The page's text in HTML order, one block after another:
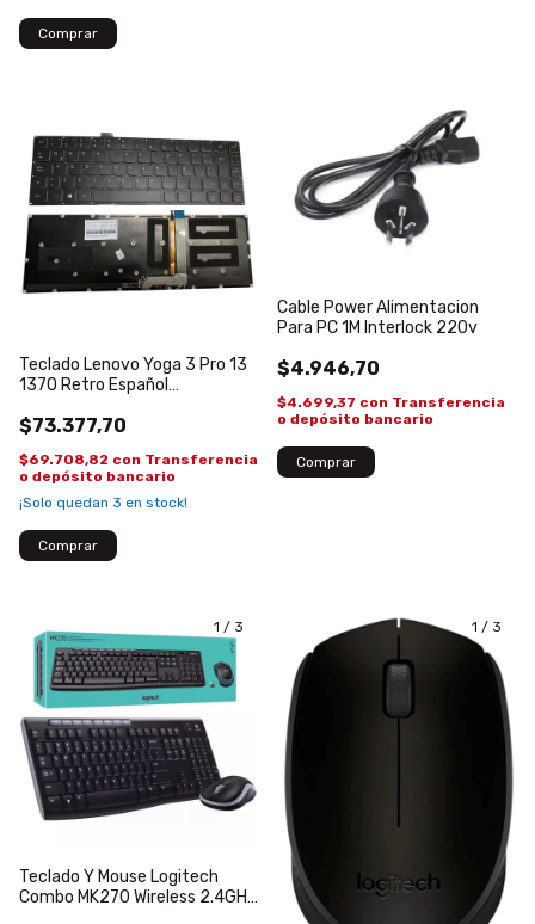
Teclado Lenovo Yoga 3 Pro 13
1370 Retro Español
US
$73.377,70
$69.708,82 con Transferencia
o depósito bancario
¡Solo quedan 3 en stock!
Cable Power Alimentacion
Para PC 1M Interlock 220v
$4.946,70
$4.699,37 con Transferencia
o depósito bancario
1 / 3
Teclado Y Mouse Logitech
Combo MK270 Wireless 2.4GHZ
1 / 3